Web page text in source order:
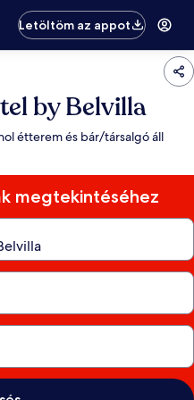
Letöltöm az appot
by Belvilla
étterem és bár/társalgó áll
megtekintéséhez